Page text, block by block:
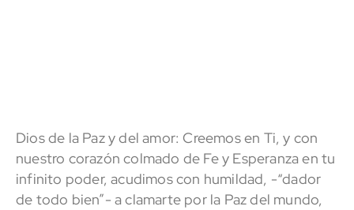
Dios de la Paz y del amor: Creemos en Ti, y con
nuestro corazón colmado de Fe y Esperanza en tu
infinito poder, acudimos con humildad, -“dador
de todo bien”- a clamarte por la Paz del mundo,